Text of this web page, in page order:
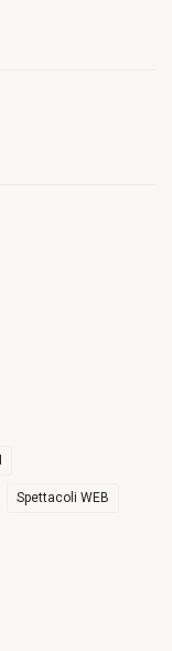
Spettacoli WEB